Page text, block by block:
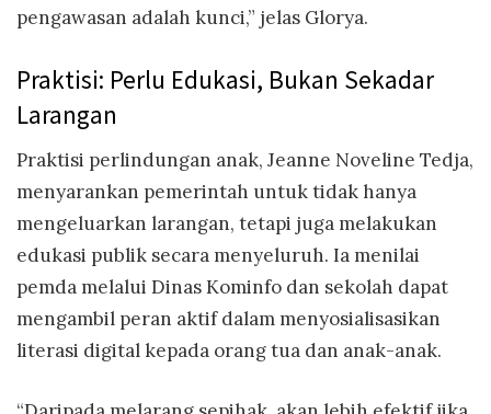
pengawasan adalah kunci,” jelas Glorya.
Praktisi: Perlu Edukasi, Bukan Sekadar
Larangan
Praktisi perlindungan anak, Jeanne Noveline Tedja,
menyarankan pemerintah untuk tidak hanya
mengeluarkan larangan, tetapi juga melakukan
edukasi publik secara menyeluruh. Ia menilai
pemda melalui Dinas Kominfo dan sekolah dapat
mengambil peran aktif dalam menyosialisasikan
literasi digital kepada orang tua dan anak-anak.